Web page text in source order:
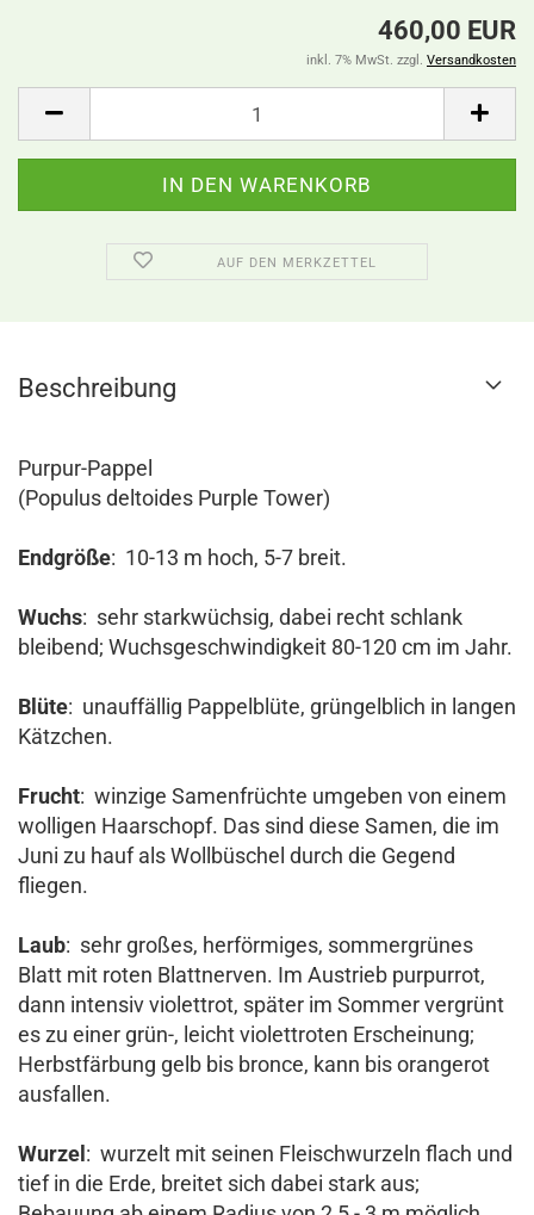
460,00 EUR
inkl. 7% MwSt. zzgl. Versandkosten
AUF DEN MERKZETTEL
Beschreibung
Purpur-Pappel
(Populus deltoides Purple Tower)
Endgröße: 10-13 m hoch, 5-7 breit.
Wuchs: sehr starkwüchsig, dabei recht schlank
bleibend; Wuchsgeschwindigkeit 80-120 cm im Jahr.
Blüte: unauffällig Pappelblüte, grüngelblich in langen
Kätzchen.
Frucht: winzige Samenfrüchte umgeben von einem
wolligen Haarschopf. Das sind diese Samen, die im
Juni zu hauf als Wollbüschel durch die Gegend
fliegen.
Laub: sehr großes, herförmiges, sommergrünes
Blatt mit roten Blattnerven. Im Austrieb purpurrot,
dann intensiv violettrot, später im Sommer vergrünt
es zu einer grün-, leicht violettroten Erscheinung;
Herbstfärbung gelb bis bronce, kann bis orangerot
ausfallen.
Wurzel : wurzelt mit seinen Fleischwurzeln flach und
tief in die Erde, breitet sich dabei stark aus;